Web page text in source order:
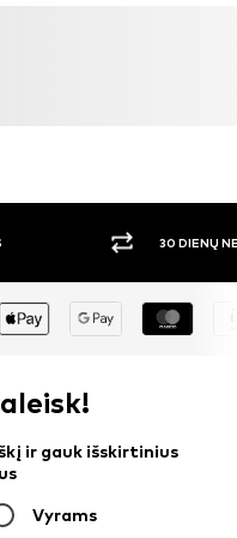
30 DIENŲ
ir gauk išskirtinius
Vyrams